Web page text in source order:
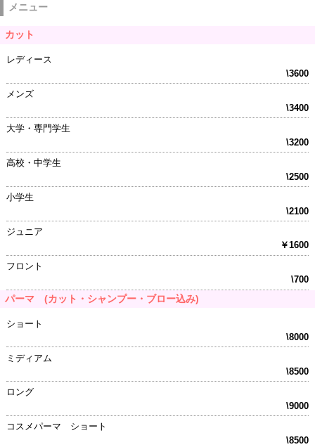
メニュー
カット
レディース
\3600
メンズ
\3400
大学・専門学生
\3200
高校・中学生
\2500
小学生
\2100
ジュニア
￥1600
フロント
\700
パーマ (カット・シャンプー・ブロー込み)
ショート
\8000
ミディアム
\8500
ロング
\9000
コスメパーマ ショート
\8500